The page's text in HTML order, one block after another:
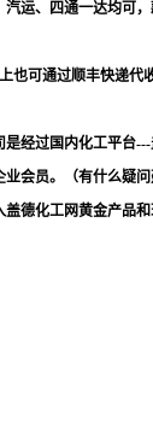
运、四通一达均可
也可通过顺丰快递代
经过国内化工平台
会员。（有什么疑
德化工网黄金产品